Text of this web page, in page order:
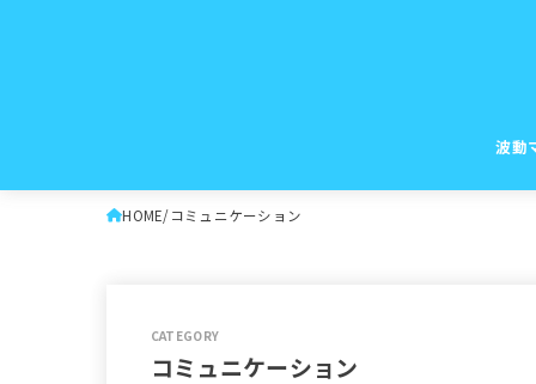
波動
HOME コミュニケーション
コミュニケーション